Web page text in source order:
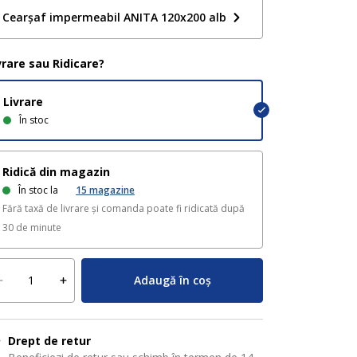
Cearșaf impermeabil ANITA 120x200 alb
sau Ridicare?
Livrare
În stoc
Ridică din magazin
În stoc la 15 magazine
Fără taxă de livrare și comanda poate fi ridicată după
30 de minute
Adaugă în coș
Drept de retur